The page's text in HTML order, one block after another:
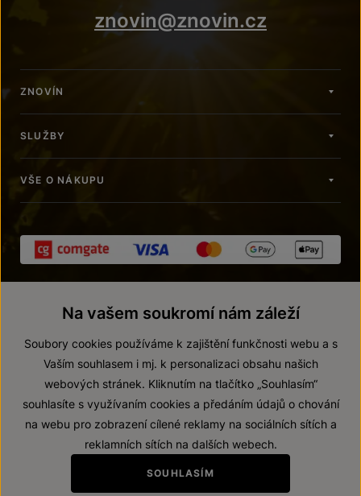
znovin@znovin.cz
ZNOVÍN
SLUŽBY
VŠE O NÁKUPU
© 2026 ZNOVÍN ZNOJMO, a. s.
Prohlášení o přístupnosti
Zákaz prodeje alkoholických nápojů osobám mladším 18 let.
Na vašem soukromí nám záleží
Soubory cookies používáme k zajištění funkčnosti webu a s
Vaším souhlasem i mj. k personalizaci obsahu našich
webových stránek. Kliknutím na tlačítko „Souhlasím“
souhlasíte s využívaním cookies a předáním údajů o chování
na webu pro zobrazení cílené reklamy na sociálních sítích a
reklamních sítích na dalších webech.
SOUHLASÍM